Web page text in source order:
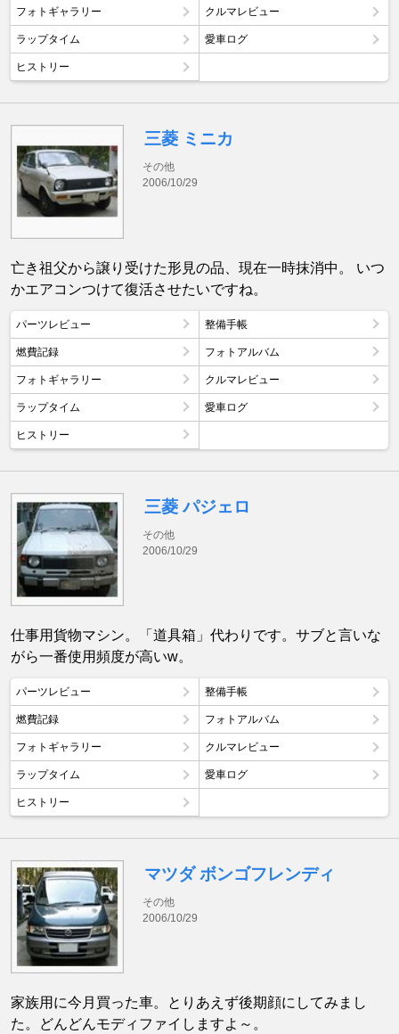
フォトギャラリー クルマレビュー
ラップタイム 愛車ログ
ヒストリー
三菱 ミニカ
その他
2006/10/29
亡き祖父から譲り受けた形見の品、現在一時抹消中。 いつ
かエアコンつけて復活させたいですね。
パーツレビュー 整備手帳
燃費記録 フォトアルバム
フォトギャラリー クルマレビュー
ラップタイム 愛車ログ
ヒストリー
三菱 パジェロ
その他
2006/10/29
仕事用貨物マシン。「道具箱」代わりです。サブと言いな
がら一番使用頻度が高いw。
パーツレビュー 整備手帳
燃費記録 フォトアルバム
フォトギャラリー クルマレビュー
ラップタイム 愛車ログ
ヒストリー
マツダ ボンゴフレンディ
その他
2006/10/29
家族用に今月買った車。とりあえず後期顔にしてみまし
た。どんどんモディファイしますよ～。